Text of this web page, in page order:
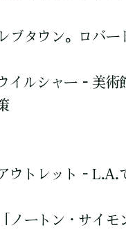
ブタウン。ロバー
イルシャー - 美術
ウトレット - L.A.
ノートン・サイモ